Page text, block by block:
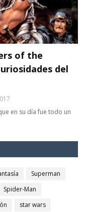
of the
del
en su día fue todo un
Superman
Spider-Man
star wars